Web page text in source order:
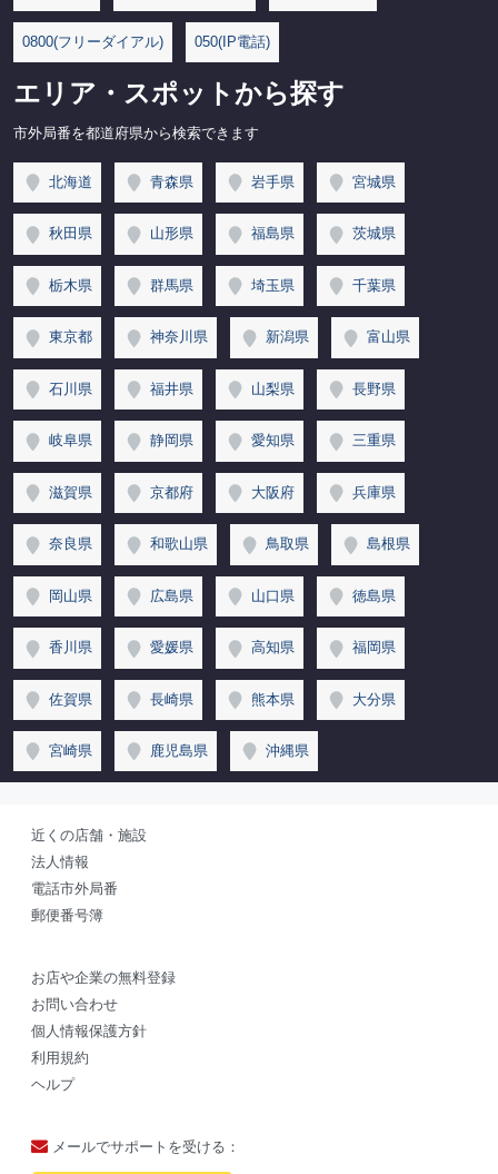
0800(フリーダイアル) 050(IP電話)
エリア・スポットから探す
市外局番を都道府県から検索できます
北海道 青森県 岩手県 宮城県
秋田県 山形県 福島県 茨城県
栃木県 群馬県 埼玉県 千葉県
東京都 神奈川県 新潟県 富山県
石川県 福井県 山梨県 長野県
岐阜県 静岡県 愛知県 三重県
滋賀県 京都府 大阪府 兵庫県
奈良県 和歌山県 鳥取県 島根県
岡山県 広島県 山口県 徳島県
香川県 愛媛県 高知県 福岡県
佐賀県 長崎県 熊本県 大分県
宮崎県 鹿児島県 沖縄県
近くの店舗・施設
法人情報
電話市外局番
郵便番号簿
お店や企業の無料登録
お問い合わせ
個人情報保護方針
利用規約
ヘルプ
メールでサポートを受ける：